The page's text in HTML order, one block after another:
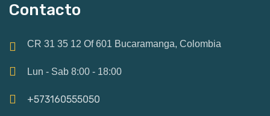
Contacto
CR 31 35 12 Of 601 Bucaramanga, Colombia
Lun - Sab 8:00 - 18:00
+573160555050